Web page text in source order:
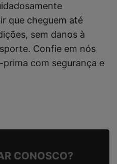
que cheguem até
sem danos à
Confie em nós
com segurança e
CONOSCO?